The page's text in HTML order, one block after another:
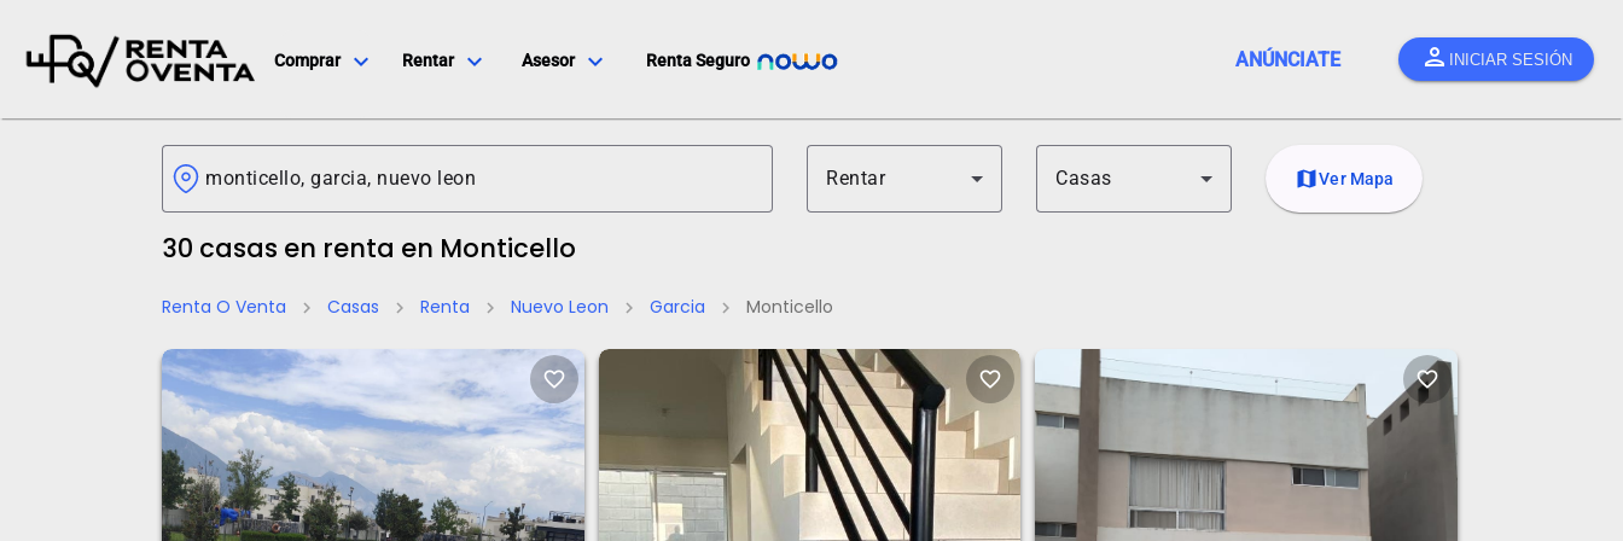
Comprar expand_more Rentar expand_more Asesor expand_more Renta Seguro ANÚNCIATE person INICIAR SESIÓN
Rentar Casas mapVer Mapa
30 casas en renta en Monticello
Renta O Venta chevron_right Casas chevron_right Renta chevron_right Nuevo Leon chevron_right Garcia chevron_right Monticello
favorite_border favorite_border favorite_border